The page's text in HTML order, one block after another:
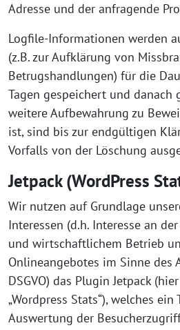
Adresse und der anfragende
Logfile-Informationen werden
(z.B. zur Aufklärung von
Betrugshandlungen) für die
Tagen gespeichert und danach
weitere Aufbewahrung zu
ist, sind bis zur endgültigen
Vorfalls von der Löschung
Jetpack (WordPress
Wir nutzen auf Grundlage
Interessen (d.h. Interesse an
und wirtschaftlichem Betrieb
Onlineangebotes im Sinne des
DSGVO) das Plugin Jetpack
„Wordpress Stats“), welches
Auswertung der